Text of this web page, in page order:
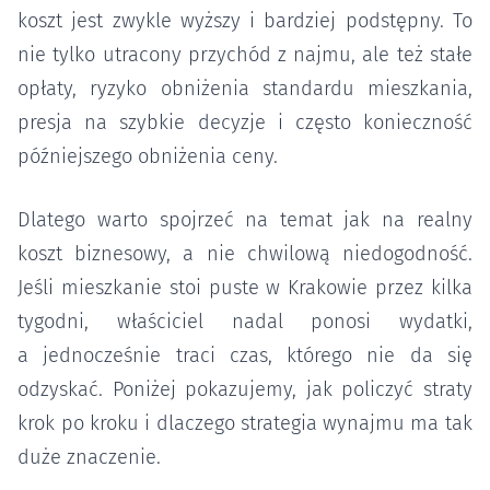
koszt jest zwykle wyższy i bardziej podstępny. To
nie tylko utracony przychód z najmu, ale też stałe
opłaty, ryzyko obniżenia standardu mieszkania,
presja na szybkie decyzje i często konieczność
późniejszego obniżenia ceny.
Dlatego warto spojrzeć na temat jak na realny
koszt biznesowy, a nie chwilową niedogodność.
Jeśli mieszkanie stoi puste w Krakowie przez kilka
tygodni, właściciel nadal ponosi wydatki,
a jednocześnie traci czas, którego nie da się
odzyskać. Poniżej pokazujemy, jak policzyć straty
krok po kroku i dlaczego strategia wynajmu ma tak
duże znaczenie.